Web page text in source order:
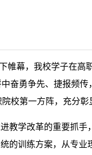
帷幕，我校学子在
奋勇争先、捷报频
校第一方阵，充分彰
学改革的重要抓手
的训练方案，从专